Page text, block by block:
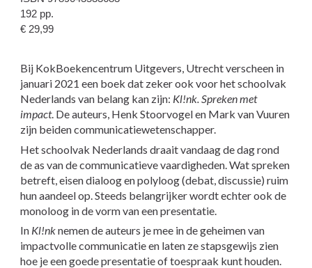
192 pp.
€ 29,99
Bij KokBoekencentrum Uitgevers, Utrecht verscheen in
januari 2021 een boek dat zeker ook voor het schoolvak
Nederlands van belang kan zijn: Kl!nk. Spreken met
impact. De auteurs, Henk Stoorvogel en Mark van Vuuren
zijn beiden communicatiewetenschapper.
Het schoolvak Nederlands draait vandaag de dag rond
de as van de communicatieve vaardigheden. Wat spreken
betreft, eisen dialoog en polyloog (debat, discussie) ruim
hun aandeel op. Steeds belangrijker wordt echter ook de
monoloog in de vorm van een presentatie.
In Kl!nk nemen de auteurs je mee in de geheimen van
impactvolle communicatie en laten ze stapsgewijs zien
hoe je een goede presentatie of toespraak kunt houden.